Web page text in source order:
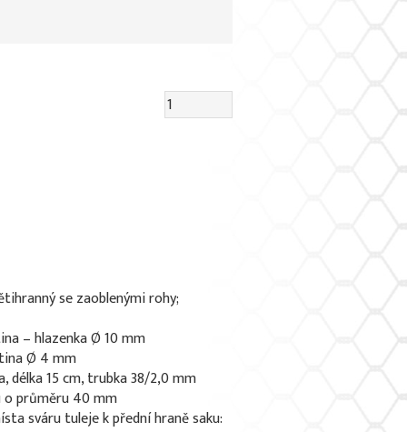
se zaoblenými rohy;
– hlazenka Ø 10 mm
Ø 4 mm
délka 15 cm, trubka 38/2,0 mm
o průměru 40 mm
sváru tuleje k přední hraně saku: